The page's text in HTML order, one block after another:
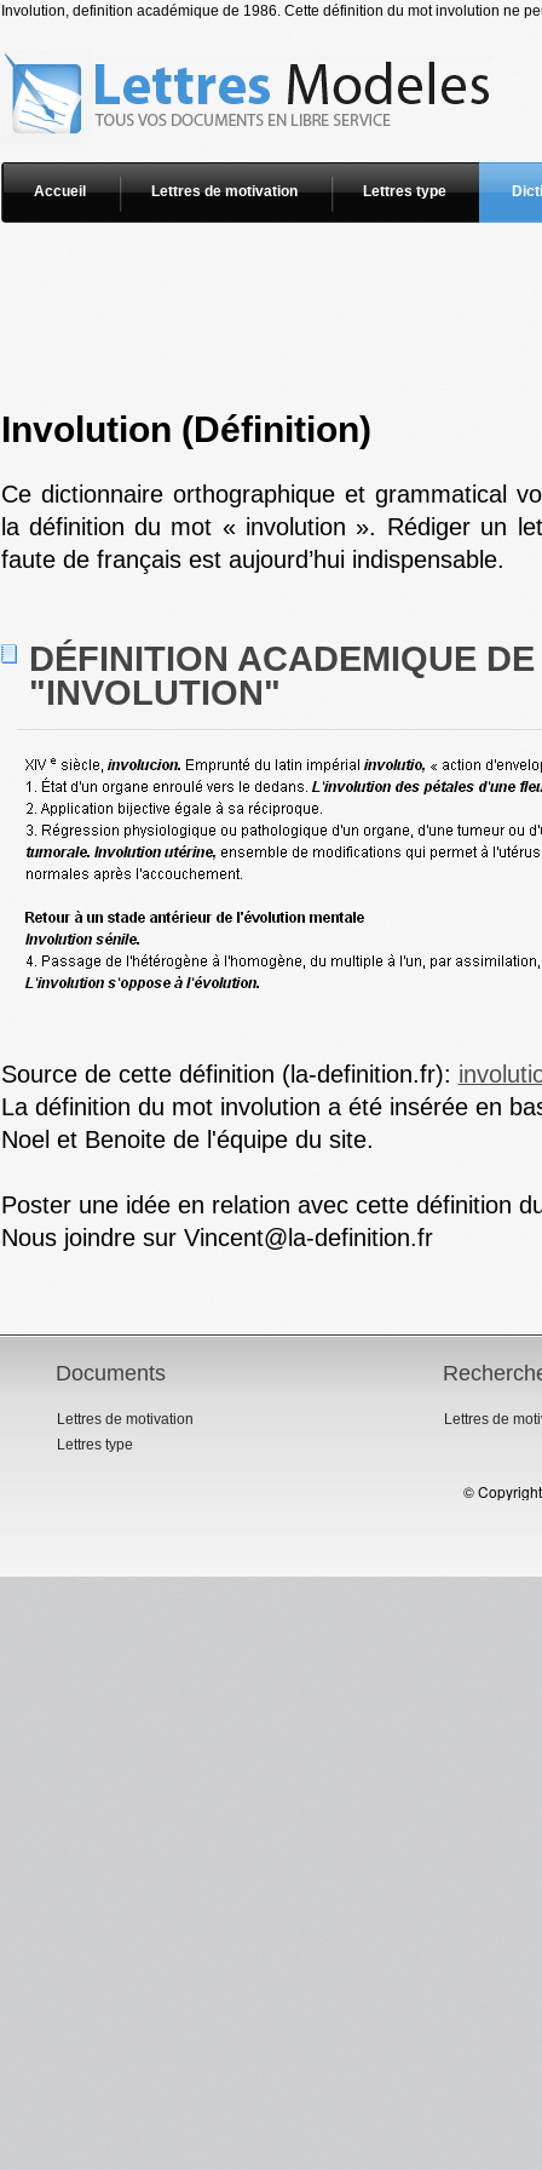
Involution, definition académique de 1986. Cette définition du mot involution ne
Accueil Lettres de motivation Lettres type
Involution (Définition)
Ce dictionnaire orthographique et grammatical
la définition du mot « involution ». Rédiger un
faute de français est aujourd’hui indispensable.
DÉFINITION ACADEMIQUE DE
"INVOLUTION"
Source de cette définition (la-definition.fr):
La définition du mot involution a été insérée en
Noel et Benoite de l'équipe du site.
Poster une idée en relation avec cette définition
Nous joindre sur Vincent@la-definition.fr
Documents
Lettres de motivation
Lettres type
Lettres de
©